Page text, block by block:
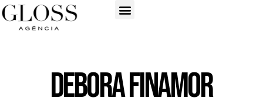
Debora Finamor